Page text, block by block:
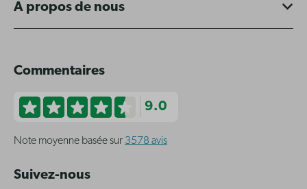
A propos de nous
Commentaires
9.0
Note moyenne basée sur 3578 avis
Suivez-nous